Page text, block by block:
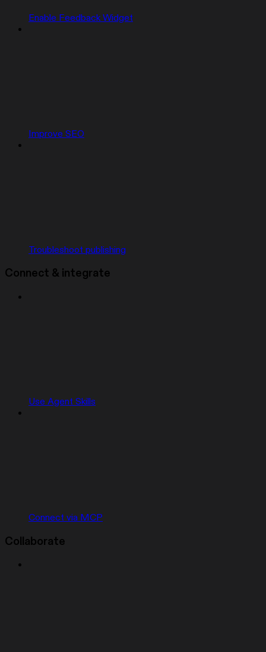
Enable Feedback Widget
Improve SEO
Troubleshoot publishing
Connect & integrate
Use Agent Skills
Connect via MCP
Collaborate